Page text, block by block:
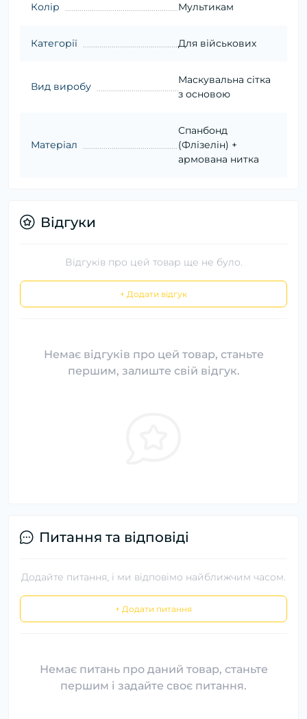
Колір Мультикам
Категорії Для військових
Вид виробу
Маскувальна сітка
з основою
Матеріал
Спанбонд
(Флізелін) +
армована нитка
Відгуки
Відгуків про цей товар ще не було.
+ Додати відгук
Немає відгуків про цей товар, станьте
першим, залиште свій відгук.
Питання та відповіді
Додайте питання, і ми відповімо найближчим часом.
+ Додати питання
Немає питань про даний товар, станьте
першим і задайте своє питання.